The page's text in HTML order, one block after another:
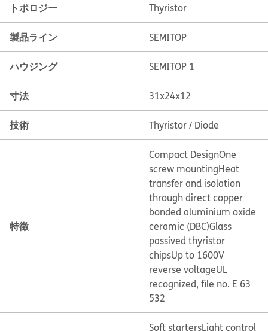
トポロジー Thyristor
製品ライン SEMITOP
ハウジング SEMITOP 1
寸法 31x24x12
技術 Thyristor / Diode
特徴
Compact DesignOne
screw mountingHeat
transfer and isolation
through direct copper
bonded aluminium oxide
ceramic (DBC)Glass
passived thyristor
chipsUp to 1600V
reverse voltageUL
recognized, file no. E 63
532
Soft startersLight control